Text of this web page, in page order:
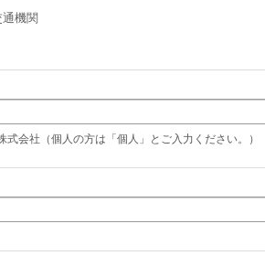
機関
式会社（個人の方は「個人」とご入力ください。）